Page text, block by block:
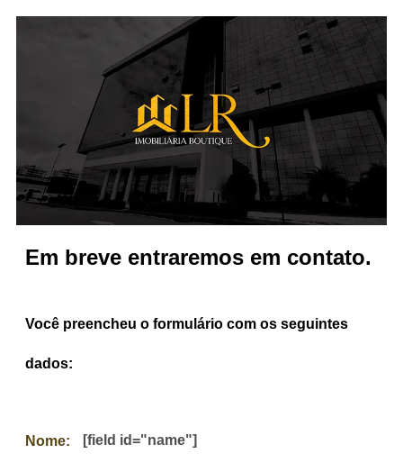
Em breve entraremos em contato.
Você preencheu o formulário com os seguintes
dados:
Nome: [field id="name"]